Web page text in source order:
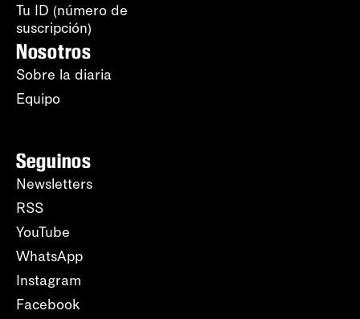
Tu ID (número de
suscripción)
Nosotros
Sobre la diaria
Equipo
Seguinos
Newsletters
RSS
YouTube
WhatsApp
Instagram
Facebook